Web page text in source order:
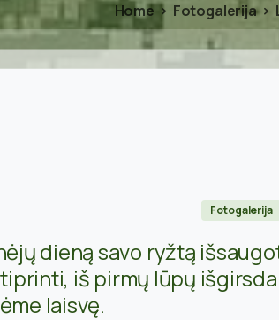
Home Fotogalerija
Fotogalerija
dieną savo ryžtą
iš pirmų lūpų
laisvę.